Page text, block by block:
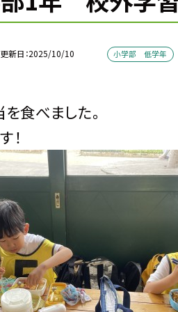
更新日 2025/10/10 小学部 低学年
食べました。
！